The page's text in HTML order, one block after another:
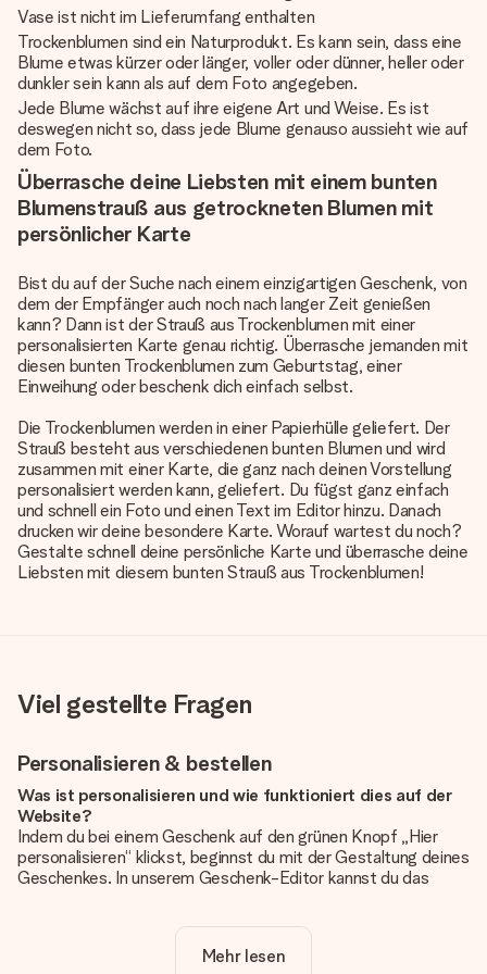
Vase ist nicht im Lieferumfang enthalten
Trockenblumen sind ein Naturprodukt. Es kann sein, dass eine
Blume etwas kürzer oder länger, voller oder dünner, heller oder
dunkler sein kann als auf dem Foto angegeben.
Jede Blume wächst auf ihre eigene Art und Weise. Es ist
deswegen nicht so, dass jede Blume genauso aussieht wie auf
dem Foto.
Überrasche deine Liebsten mit einem bunten
Blumenstrauß aus getrockneten Blumen mit
persönlicher Karte
Bist du auf der Suche nach einem einzigartigen Geschenk, von
dem der Empfänger auch noch nach langer Zeit genießen
kann? Dann ist der Strauß aus Trockenblumen mit einer
personalisierten Karte genau richtig. Überrasche jemanden mit
diesen bunten Trockenblumen zum Geburtstag, einer
Einweihung oder beschenk dich einfach selbst.
Die Trockenblumen werden in einer Papierhülle geliefert. Der
Strauß besteht aus verschiedenen bunten Blumen und wird
zusammen mit einer Karte, die ganz nach deinen Vorstellung
personalisiert werden kann, geliefert. Du fügst ganz einfach
und schnell ein Foto und einen Text im Editor hinzu. Danach
drucken wir deine besondere Karte. Worauf wartest du noch?
Gestalte schnell deine persönliche Karte und überrasche deine
Liebsten mit diesem bunten Strauß aus Trockenblumen!
Viel gestellte Fragen
Personalisieren & bestellen
Was ist personalisieren und wie funktioniert dies auf der
Website?
Indem du bei einem Geschenk auf den grünen Knopf „Hier
personalisieren“ klickst, beginnst du mit der Gestaltung deines
Geschenkes. In unserem Geschenk-Editor kannst du das
noch eines unserer angebotenen Designs, um deinem
Geschenk die perfekte Ausstrahlung zu verleihen.
Mehr lesen